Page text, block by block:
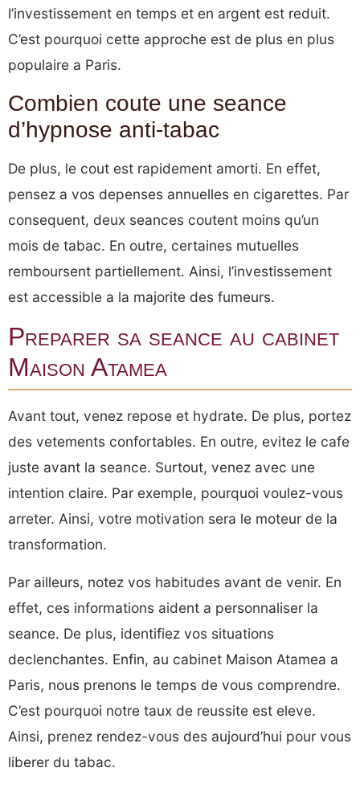
l’investissement en temps et en argent est reduit.
C’est pourquoi cette approche est de plus en plus
populaire a Paris.
Combien coute une seance
d’hypnose anti-tabac
De plus, le cout est rapidement amorti. En effet,
pensez a vos depenses annuelles en cigarettes. Par
consequent, deux seances coutent moins qu’un
mois de tabac. En outre, certaines mutuelles
remboursent partiellement. Ainsi, l’investissement
est accessible a la majorite des fumeurs.
Preparer sa seance au cabinet
Maison Atamea
Avant tout, venez repose et hydrate. De plus, portez
des vetements confortables. En outre, evitez le cafe
juste avant la seance. Surtout, venez avec une
intention claire. Par exemple, pourquoi voulez-vous
arreter. Ainsi, votre motivation sera le moteur de la
transformation.
Par ailleurs, notez vos habitudes avant de venir. En
effet, ces informations aident a personnaliser la
seance. De plus, identifiez vos situations
declenchantes. Enfin, au cabinet Maison Atamea a
Paris, nous prenons le temps de vous comprendre.
C’est pourquoi notre taux de reussite est eleve.
Ainsi, prenez rendez-vous des aujourd’hui pour vous
liberer du tabac.